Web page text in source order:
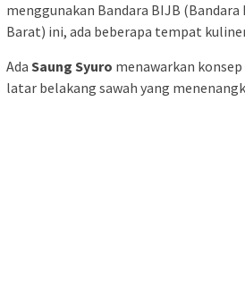
menggunakan Bandara BIJB
Barat) ini, ada beberapa tempat
Ada Saung Syuro menawarkan
latar belakang sawah yang